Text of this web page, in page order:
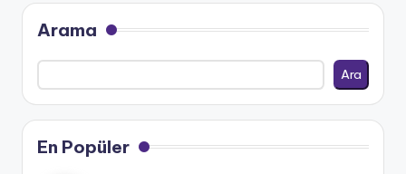
Arama
Ara
En Popüler